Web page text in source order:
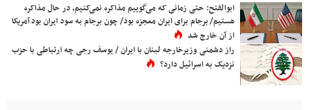
ابوالفتح: حتی زمانی که می‌گوییم مذاکره نمی‌کنیم، در حال مذاکره
هستیم/ برجام برای ایران معجزه بود/ چون برجام به سود ایران بود آمریکا
از آن خارج شد
راز دشمنی وزیرخارجه لبنان با ایران / یوسف رجی چه ارتباطی با حزب
نزدیک به اسرائیل دارد؟